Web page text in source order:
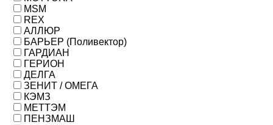
MSM
REX
АЛЛЮР
БАРЬЕР (Поливектор)
ГАРДИАН
ГЕРИОН
ДЕЛГА
ЗЕНИТ / ОМЕГА
КЭМЗ
МЕТТЭМ
ПЕНЗМАШ